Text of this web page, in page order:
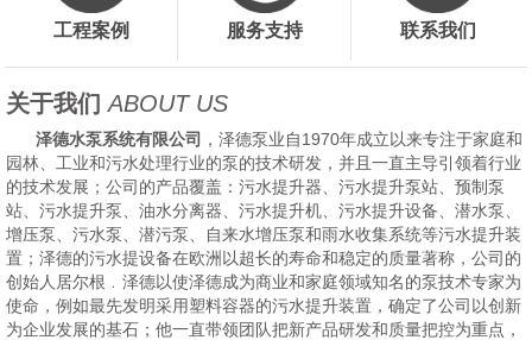
工程案例 服务支持 联系我们
关于我们 ABOUT US
泽德水泵系统有限公司 ，泽德泵业自1970年成立以来专注于家庭和
园林、工业和污水处理行业的泵的技术研发，并且一直主导引领着行业
的技术发展；公司的产品覆盖：污水提升器、污水提升泵站、预制泵
站、污水提升泵、油水分离器、污水提升机、污水提升设备、潜水泵、
增压泵、污水泵、潜污泵、自来水增压泵和雨水收集系统等污水提升装
置；泽德的污水提设备在欧洲以超长的寿命和稳定的质量著称，公司的
创始人居尔根﹒泽德以使泽德成为商业和家庭领域知名的泵技术专家为
使命，例如最先发明采用塑料容器的污水提升装置，确定了公司以创新
为企业发展的基石；他一直带领团队把新产品研发和质量把控为重点，